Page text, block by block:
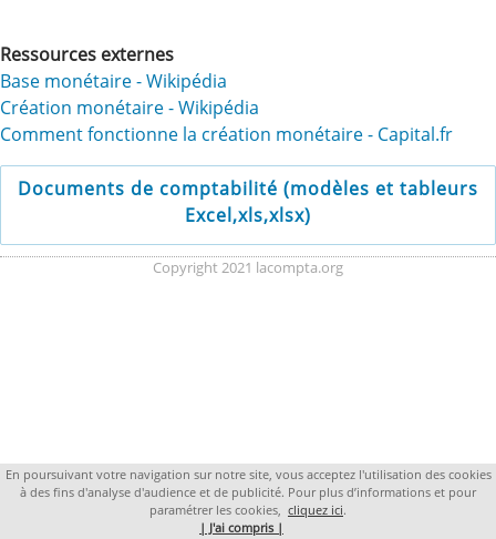
Ressources externes
Base monétaire - Wikipédia
Création monétaire - Wikipédia
Comment fonctionne la création monétaire - Capital.fr
Documents de comptabilité (modèles et tableurs
Excel,xls,xlsx)
Copyright 2021 lacompta.org
En poursuivant votre navigation sur notre site, vous acceptez l'utilisation des cookies
à des fins d'analyse d'audience et de publicité. Pour plus d’informations et pour
paramétrer les cookies, cliquez ici.
| J'ai compris |